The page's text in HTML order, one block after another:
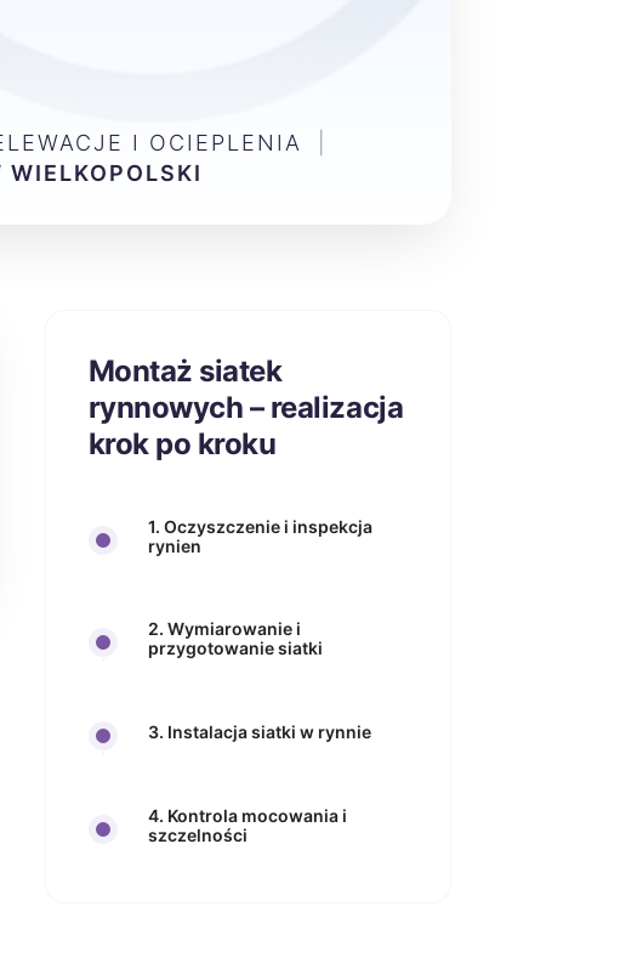
I OCIEPLENIA
WIELKOPOLSKI
Montaż siatek
rynnowych – realizacja
krok po kroku
1. Oczyszczenie i inspekcja
rynien
2. Wymiarowanie i
przygotowanie siatki
3. Instalacja siatki w rynnie
4. Kontrola mocowania i
szczelności